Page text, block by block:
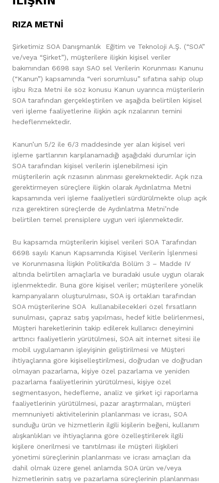
RIZA METNİ
Şirketimiz SOA Danışmanlık Eğitim ve Teknoloji A.Ş. (“SOA”
ve/veya “Şirket”), müşterilere ilişkin kişisel veriler
bakımından 6698 sayı SAO sel Verilerin Korunması Kanunu
(“Kanun”) kapsamında “veri sorumlusu” sıfatına sahip olup
işbu Rıza Metni ile söz konusu Kanun uyarınca müşterilerin
SOA tarafından gerçekleştirilen ve aşağıda belirtilen kişisel
veri işleme faaliyetlerine ilişkin açık rızalarının temini
hedeflenmektedir.
Kanun’un 5/2 ile 6/3 maddesinde yer alan kişisel veri
işleme şartlarının karşılanamadığı aşağıdaki durumlar için
SOA tarafından kişisel verilerin işlenebilmesi için
müşterilerin açık rızasının alınması gerekmektedir. Açık rıza
gerektirmeyen süreçlere ilişkin olarak Aydınlatma Metni
kapsamında veri işleme faaliyetleri sürdürülmekte olup açık
rıza gerektiren süreçlerde de Aydınlatma Metni’nde
belirtilen temel prensiplere uygun veri işlenmektedir.
Bu kapsamda müşterilerin kişisel verileri SOA Tarafından
6698 sayılı Kanun Kapsamında Kişisel Verilerin İşlenmesi
ve Korunmasına İlişkin Politika‘da Bölüm 3 – Madde IV
altında belirtilen amaçlarla ve buradaki usule uygun olarak
işlenmektedir. Buna göre kişisel veriler; müşterilere yönelik
kampanyaların oluşturulması, SOA iş ortakları tarafından
SOA müşterilerine SOA kullanabilecekleri özel fırsatların
sunulması, çapraz satış yapılması, hedef kitle belirlenmesi,
Müşteri hareketlerinin takip edilerek kullanıcı deneyimini
arttırıcı faaliyetlerin yürütülmesi, SOA ait internet sitesi ile
mobil uygulamanın işleyişinin geliştirilmesi ve Müşteri
ihtiyaçlarına göre kişiselleştirilmesi, doğrudan ve doğrudan
olmayan pazarlama, kişiye özel pazarlama ve yeniden
pazarlama faaliyetlerinin yürütülmesi, kişiye özel
segmentasyon, hedefleme, analiz ve şirket içi raporlama
faaliyetlerinin yürütülmesi, pazar araştırmaları, müşteri
memnuniyeti aktivitelerinin planlanması ve icrası, SOA
sunduğu ürün ve hizmetlerin ilgili kişilerin beğeni, kullanım
alışkanlıkları ve ihtiyaçlarına göre özelleştirilerek ilgili
kişilere önerilmesi ve tanıtılması ile müşteri ilişkileri
yönetimi süreçlerinin planlanması ve icrası amaçları da
dahil olmak üzere genel anlamda SOA ürün ve/veya
hizmetlerinin satış ve pazarlama süreçlerinin planlanması